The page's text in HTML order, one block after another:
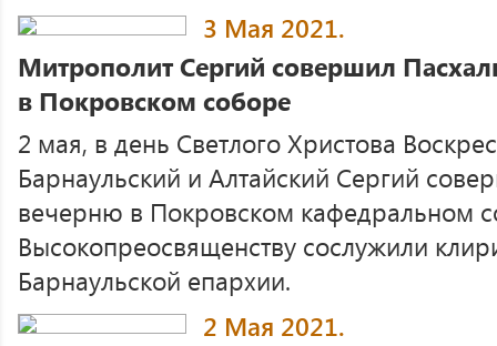
3 Мая 2021.
Митрополит Сергий совершил
в Покровском соборе
2 мая, в день Светлого Христова
Барнаульский и Алтайский Сергий
вечерню в Покровском кафедральном
Высокопреосвященству сослужили
Барнаульской епархии.
2 Мая 2021.